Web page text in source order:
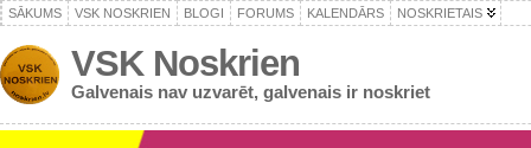
SĀKUMS VSK NOSKRIEN BLOGI FORUMS KALENDĀRS NOSKRIETAIS
VSK Noskrien
Galvenais nav uzvarēt, galvenais ir noskriet